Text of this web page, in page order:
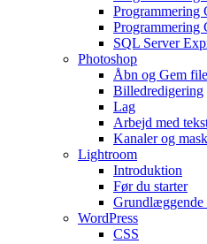
Programmering
Programmering
SQL Server
Photoshop
Åbn og Gem
Billedredigering
Lag
Arbejd med
Kanaler og
Lightroom
Introduktion
Før du starter
Grundlæggende
WordPress
CSS